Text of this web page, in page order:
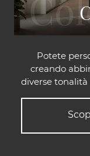
Potete
creando
diverse